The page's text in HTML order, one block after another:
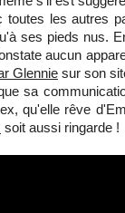
toutes les autres
ses pieds nus.
aucun
Glennie sur son
sa
qu'elle rêve
soit aussi ringarde !